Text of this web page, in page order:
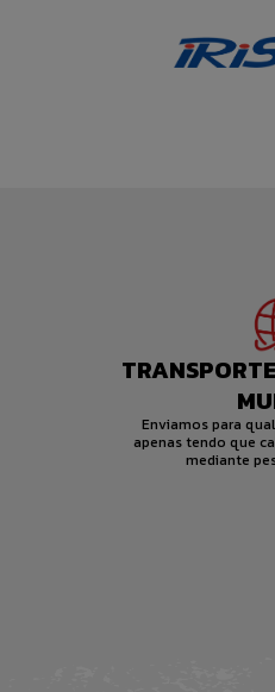
Enviamos para
apenas tendo que
mediante